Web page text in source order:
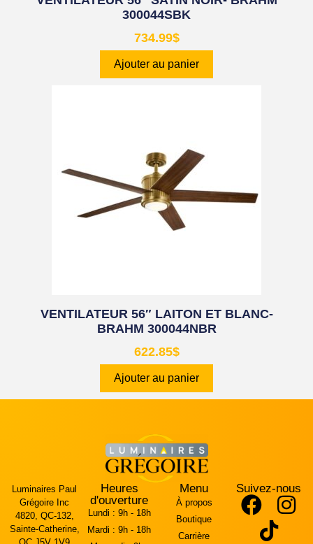
300044SBK
734.99$
Ajouter au panier
VENTILATEUR 56″ LAITON ET BLANC-
BRAHM 300044NBR
622.85$
Ajouter au panier
Luminaires Paul
Grégoire Inc
4820, QC-132,
Sainte-Catherine,
Heures
d'ouverture
Lundi : 9h - 18h
Mardi : 9h - 18h
Menu
À propos
Boutique
Carrière
Suivez-nous